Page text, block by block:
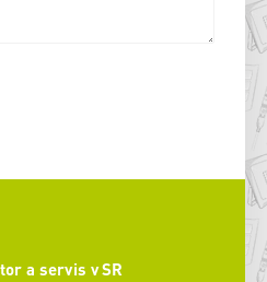
a servis v SR